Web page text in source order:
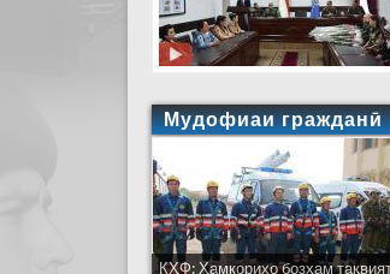
Мудофиаи гражданӣ
КҲФ: Ҳамкориҳо бозҳам